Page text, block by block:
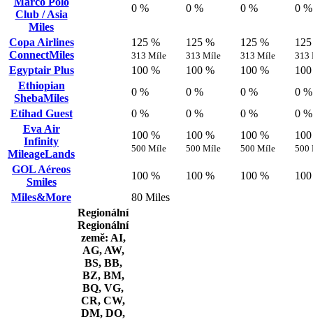
Club / Asia
Miles
0 % 0 % 0 % 0 %
Copa Airlines
ConnectMiles
125 %
313 Míle
125 %
313 Míle
125 %
313 Míle 313
Egyptair Plus 100 % 100 % 100 %
Ethiopian
ShebaMiles
0 % 0 % 0 %
0 %
Etihad Guest
0 % 0 % 0 %
0 %
Eva Air
Infinity
MileageLands
100 %
500 Míle
100 %
500 Míle
100 %
500 Míle 500
GOL Aéreos
Smiles
100 % 100 % 100 %
Miles&More
80 Miles
Regionální
Regionální
země: AI,
AG, AW,
BS, BB,
BZ, BM,
BQ, VG,
CR, CW,
DM, DO,